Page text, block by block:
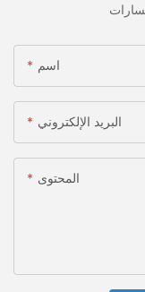
اسم
البريد الإلكتروني
المحتوى